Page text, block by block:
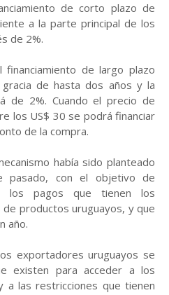
de corto plazo de
a la parte principal de los
de 2%.
de largo plazo
de hasta dos años y la
de 2%. Cuando el precio de
los US$ 30 se podrá financiar
de la compra.
había sido planteado
pasado, con el objetivo de
los pagos que tienen los
productos uruguayos, y que
año.
exportadores uruguayos se
existen para acceder a los
a las restricciones que tienen